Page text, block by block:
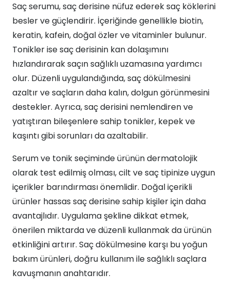
Saç serumu, saç derisine nüfuz ederek saç köklerini
besler ve güçlendirir. İçeriğinde genellikle biotin,
keratin, kafein, doğal özler ve vitaminler bulunur.
Tonikler ise saç derisinin kan dolaşımını
hızlandırarak saçın sağlıklı uzamasına yardımcı
olur. Düzenli uygulandığında, saç dökülmesini
azaltır ve saçların daha kalın, dolgun görünmesini
destekler. Ayrıca, saç derisini nemlendiren ve
yatıştıran bileşenlere sahip tonikler, kepek ve
kaşıntı gibi sorunları da azaltabilir.
Serum ve tonik seçiminde ürünün dermatolojik
olarak test edilmiş olması, cilt ve saç tipinize uygun
içerikler barındırması önemlidir. Doğal içerikli
ürünler hassas saç derisine sahip kişiler için daha
avantajlıdır. Uygulama şekline dikkat etmek,
önerilen miktarda ve düzenli kullanmak da ürünün
etkinliğini artırır. Saç dökülmesine karşı bu yoğun
bakım ürünleri, doğru kullanım ile sağlıklı saçlara
kavuşmanın anahtarıdır.